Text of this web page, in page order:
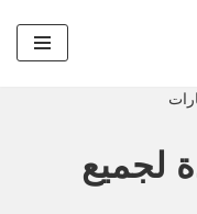
لجميع